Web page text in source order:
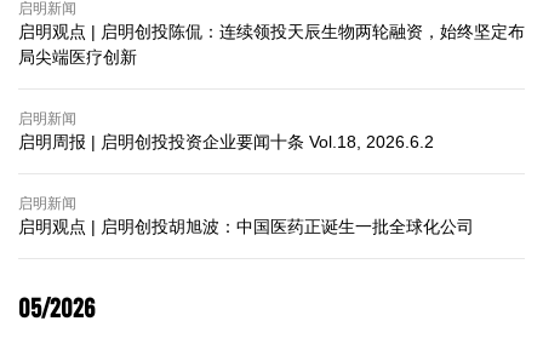
启明新闻
启明观点 | 启明创投陈侃：连续领投天辰生物两轮融资，始终坚定布
局尖端医疗创新
启明新闻
启明周报 | 启明创投投资企业要闻十条 Vol.18, 2026.6.2
启明新闻
启明观点 | 启明创投胡旭波：中国医药正诞生一批全球化公司
05/2026